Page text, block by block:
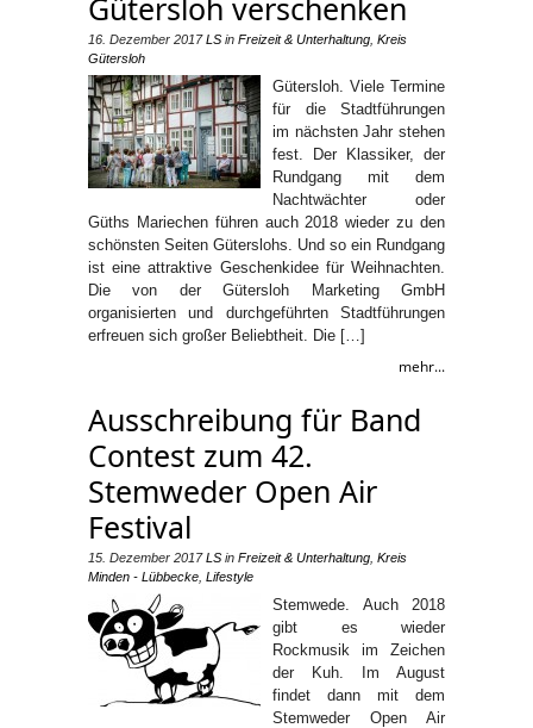
16. Dezember 2017 LS in Freizeit & Unterhaltung Kreis
Gütersloh
Gütersloh. Viele Termine
für die Stadtführungen
im nächsten Jahr stehen
fest. Der Klassiker, der
Rundgang mit dem
Nachtwächter oder
Güths Mariechen führen auch 2018 wieder zu den
schönsten Seiten Güterslohs. Und so ein Rundgang
ist eine attraktive Geschenkidee für Weihnachten.
Die von der Gütersloh Marketing GmbH
organisierten und durchgeführten Stadtführungen
erfreuen sich großer Beliebtheit. Die […]
mehr...
Ausschreibung für Band
Contest zum 42.
Stemweder Open Air
Festival
15. Dezember 2017 LS in Freizeit & Unterhaltung Kreis
Minden - Lübbecke Lifestyle
Stemwede. Auch 2018
gibt es wieder
Rockmusik im Zeichen
der Kuh. Im August
findet dann mit dem
Stemweder Open Air